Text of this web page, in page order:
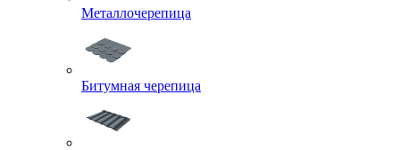
Металлочерепица
Битумная черепица